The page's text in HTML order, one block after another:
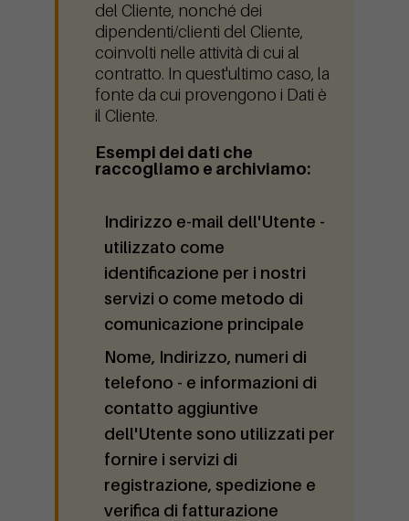
del Cliente, nonché dei
dipendenti/clienti del Cliente,
coinvolti nelle attività di cui al
contratto. In quest'ultimo caso, la
fonte da cui provengono i Dati è
il Cliente.
Esempi dei dati che
raccogliamo e archiviamo:
Indirizzo e-mail dell'Utente -
utilizzato come
identificazione per i nostri
servizi o come metodo di
comunicazione principale
Nome, Indirizzo, numeri di
telefono - e informazioni di
contatto aggiuntive
dell'Utente sono utilizzati per
fornire i servizi di
registrazione, spedizione e
verifica di fatturazione